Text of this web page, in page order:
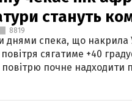
стануть
8819
спека, що накрила
сягатиме +40
почне надходити